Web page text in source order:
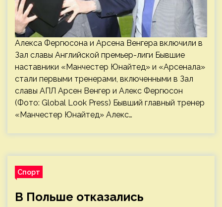
Алекса Фергюсона и Арсена Венгера включили в
Зал славы Английской премьер-лиги Бывшие
наставники «Манчестер Юнайтед» и «Арсенала»
стали первыми тренерами, включенными в Зал
славы АПЛ Арсен Венгер и Алекс Фергюсон
(Фото: Global Look Press) Бывший главный тренер
«Манчестер Юнайтед» Алекс…
Спорт
В Польше отказались